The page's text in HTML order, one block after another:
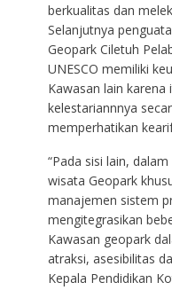
berkualitas dan
Selanjutnya
Geopark Ciletuh
UNESCO memiliki
Kawasan lain karena
kelestariannnya
memperhatikan
“Pada sisi lain,
wisata Geopark
manajemen sistem
mengitegrasikan
Kawasan geopark
atraksi, asesibilitas
Kepala Pendidikan